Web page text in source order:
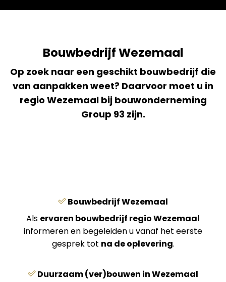
Bouwbedrijf Wezemaal
Op zoek naar een geschikt bouwbedrijf die
van aanpakken weet? Daarvoor moet u in
regio Wezemaal bij bouwonderneming
Group 93 zijn.
Bouwbedrijf Wezemaal
Als ervaren bouwbedrijf regio Wezemaal
informeren en begeleiden u vanaf het eerste
gesprek tot na de oplevering.
Duurzaam (ver)bouwen in Wezemaal